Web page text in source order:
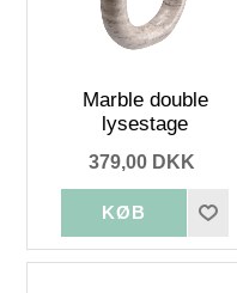
Marble double
lysestage
379,00 DKK